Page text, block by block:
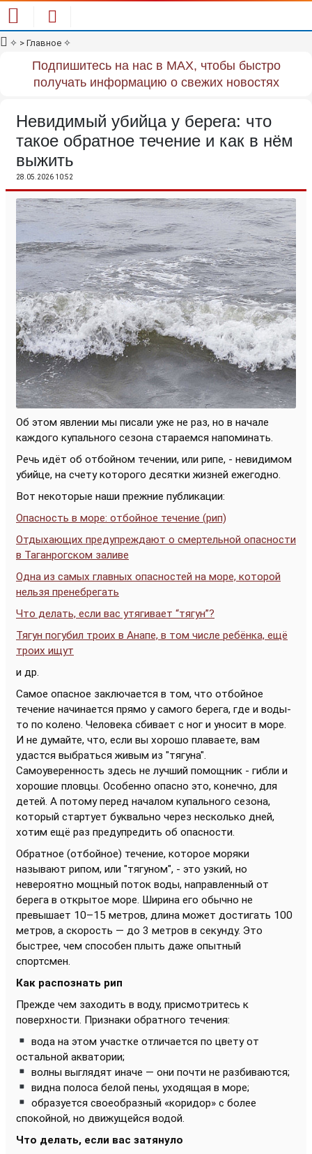
✧ > Главное ✧
Подпишитесь на нас в MAX, чтобы быстро
получать информацию о свежих новостях
Невидимый убийца у берега: что
такое обратное течение и как в нём
выжить
28.05.2026 10:52
Об этом явлении мы писали уже не раз, но в начале
каждого купального сезона стараемся напоминать.
Речь идёт об отбойном течении, или рипе, - невидимом
убийце, на счету которого десятки жизней ежегодно.
Вот некоторые наши прежние публикации:
Опасность в море: отбойное течение (рип)
Отдыхающих предупреждают о смертельной опасности
в Таганрогском заливе
Одна из самых главных опасностей на море, которой
нельзя пренебрегать
Что делать, если вас утягивает “тягун”?
Тягун погубил троих в Анапе, в том числе ребёнка, ещё
троих ищут
и др.
Самое опасное заключается в том, что отбойное
течение начинается прямо у самого берега, где и воды-
то по колено. Человека сбивает с ног и уносит в море.
И не думайте, что, если вы хорошо плаваете, вам
удастся выбраться живым из "тягуна".
Самоуверенность здесь не лучший помощник - гибли и
хорошие пловцы. Особенно опасно это, конечно, для
детей. А потому перед началом купального сезона,
который стартует буквально через несколько дней,
хотим ещё раз предупредить об опасности.
Обратное (отбойное) течение, которое моряки
называют рипом, или "тягуном", - это узкий, но
невероятно мощный поток воды, направленный от
берега в открытое море. Ширина его обычно не
превышает 10–15 метров, длина может достигать 100
метров, а скорость — до 3 метров в секунду. Это
быстрее, чем способен плыть даже опытный
спортсмен.
Как распознать рип
Прежде чем заходить в воду, присмотритесь к
поверхности. Признаки обратного течения:
вода на этом участке отличается по цвету от
остальной акватории;
волны выглядят иначе — они почти не разбиваются;
видна полоса белой пены, уходящая в море;
образуется своеобразный «коридор» с более
спокойной, но движущейся водой.
Что делать, если вас затянуло